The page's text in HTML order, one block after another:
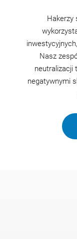
Hakerzy
Nasz
neutralizacji
negatywnymi